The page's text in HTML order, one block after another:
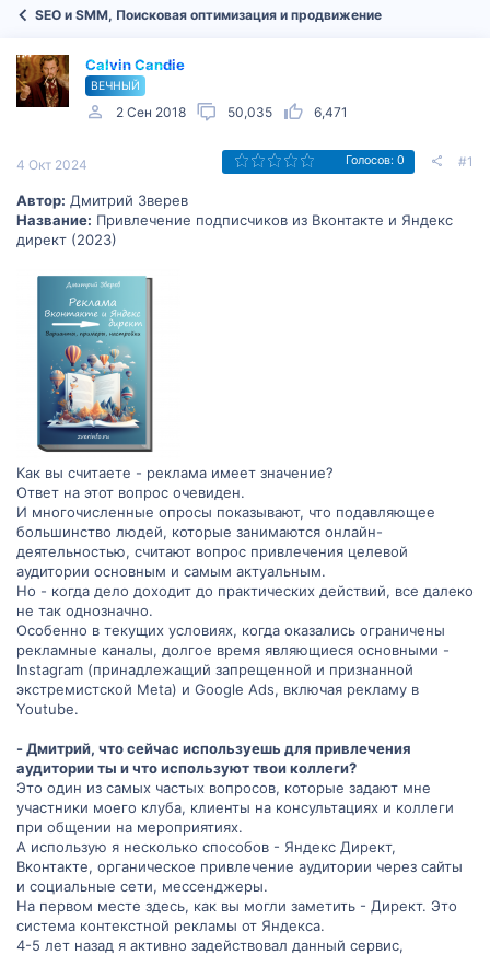
SEO и SMM, Поисковая оптимизация и продвижение
Calvin Candie
ВЕЧНЫЙ
2 Сен 2018 50,035 6,471
4 Окт 2024 Голосов: 0 #1
Автор: Дмитрий Зверев
Название: Привлечение подписчиков из Вконтакте и Яндекс
директ (2023)
Как вы считаете - реклама имеет значение?
Ответ на этот вопрос очевиден.
И многочисленные опросы показывают, что подавляющее
большинство людей, которые занимаются онлайн-
деятельностью, считают вопрос привлечения целевой
аудитории основным и самым актуальным.
Но - когда дело доходит до практических действий, все далеко
не так однозначно.
Особенно в текущих условиях, когда оказались ограничены
рекламные каналы, долгое время являющиеся основными -
Instagram (принадлежащий запрещенной и признанной
экстремистской Meta) и Google Ads, включая рекламу в
Youtube.
- Дмитрий, что сейчас используешь для привлечения
аудитории ты и что используют твои коллеги?
Это один из самых частых вопросов, которые задают мне
участники моего клуба, клиенты на консультациях и коллеги
при общении на мероприятиях.
А использую я несколько способов - Яндекс Директ,
Вконтакте, органическое привлечение аудитории через сайты
и социальные сети, мессенджеры.
На первом месте здесь, как вы могли заметить - Директ. Это
система контекстной рекламы от Яндекса.
4-5 лет назад я активно задействовал данный сервис,